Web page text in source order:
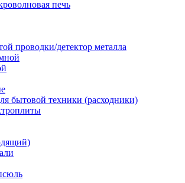
печь
проводки/детектор металла
бытовой техники (расходники)